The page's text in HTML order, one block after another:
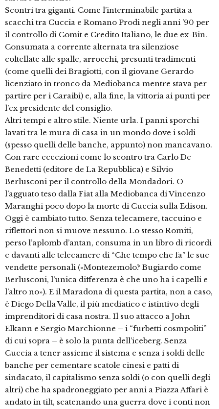
Scontri tra giganti. Come l’interminabile partita a
scacchi tra Cuccia e Romano Prodi negli anni ’90 per
il controllo di Comit e Credito Italiano, le due ex-Bin.
Consumata a corrente alternata tra silenziose
coltellate alle spalle, arrocchi, presunti tradimenti
(come quelli dei Bragiotti, con il giovane Gerardo
licenziato in tronco da Mediobanca mentre stava per
partire per i Caraibi) e, alla fine, la vittoria ai punti per
l’ex presidente del consiglio.
Altri tempi e altro stile. Niente urla. I panni sporchi
lavati tra le mura di casa in un mondo dove i soldi
(spesso quelli delle banche, appunto) non mancavano.
Con rare eccezioni come lo scontro tra Carlo De
Benedetti (editore de La Repubblica) e Silvio
Berlusconi per il controllo della Mondadori. O
l’agguato teso dalla Fiat alla Mediobanca di Vincenzo
Maranghi poco dopo la morte di Cuccia sulla Edison.
Oggi è cambiato tutto. Senza telecamere, taccuino e
riflettori non si muove nessuno. Lo stesso Romiti,
perso l’aplomb d’antan, consuma in un libro di ricordi
e davanti alle telecamere di “Che tempo che fa” le sue
vendette personali («Montezemolo? Bugiardo come
Berlusconi, l’unica differenza è che uno ha i capelli e
l’altro no»). E il Maradona di questa partita, non a caso,
è Diego Della Valle, il più mediatico e istintivo degli
imprenditori di casa nostra. Il suo attacco a John
Elkann e Sergio Marchionne – i “furbetti cosmpoliti”
di cui sopra – è solo la punta dell’iceberg. Senza
Cuccia a tener assieme il sistema e senza i soldi delle
banche per cementare scatole cinesi e patti di
sindacato, il capitalismo senza soldi (o con quelli degli
altri) che ha spadroneggiato per anni a Piazza Affari è
andato in tilt, scatenando una guerra dove i conti non